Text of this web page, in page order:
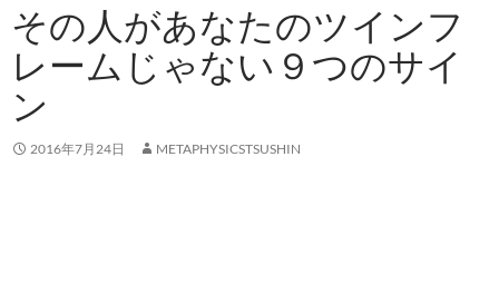
その人があなたのツインフ
レームじゃない９つのサイ
ン
2016年7月24日 METAPHYSICSTSUSHIN